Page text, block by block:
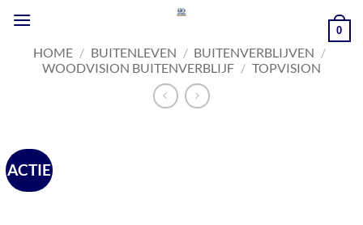
naar
inhoud
0
HOME / BUITENLEVEN / BUITENVERBLIJVEN /
WOODVISION BUITENVERBLIJF / TOPVISION
ACTIE